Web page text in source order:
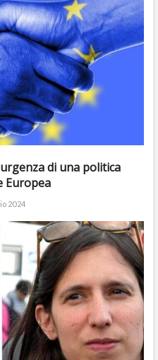
di una politica
Europea
2024